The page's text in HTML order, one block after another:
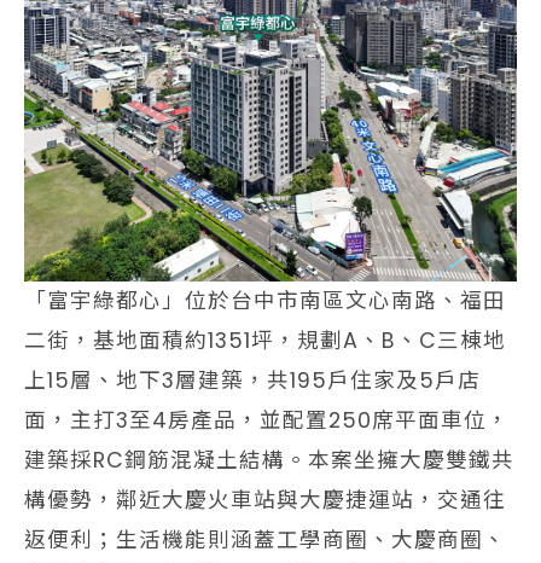
「富宇綠都心」位於台中市南區文心南路、福田
二街，基地面積約1351坪，規劃A、B、C三棟地
上15層、地下3層建築，共195戶住家及5戶店
面，主打3至4房產品，並配置250席平面車位，
建築採RC鋼筋混凝土結構。本案坐擁大慶雙鐵共
構優勢，鄰近大慶火車站與大慶捷運站，交通往
返便利；生活機能則涵蓋工學商圈、大慶商圈、